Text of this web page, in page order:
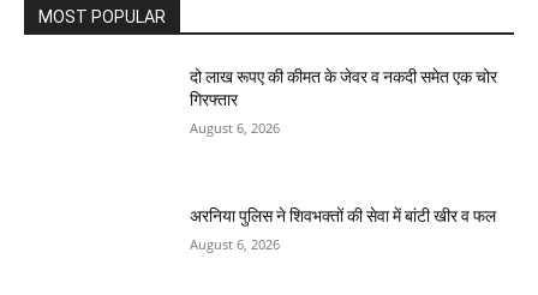
MOST POPULAR
दो लाख रूपए की कीमत के जेवर व नकदी समेत एक चोर
गिरफ्तार
August 6, 2026
अरनिया पुलिस ने शिवभक्तों की सेवा में बांटी खीर व फल
August 6, 2026